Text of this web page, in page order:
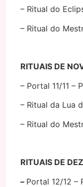
– Ritual do
– Ritual do
RITUAIS DE
– Portal 11/11 –
– Ritual da Lua
– Ritual do
RITUAIS DE
– Portal 12/12 –